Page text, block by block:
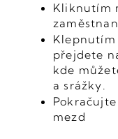
Kliknutím
Klepnutím
přejdete
kde
a srážky.
mezd